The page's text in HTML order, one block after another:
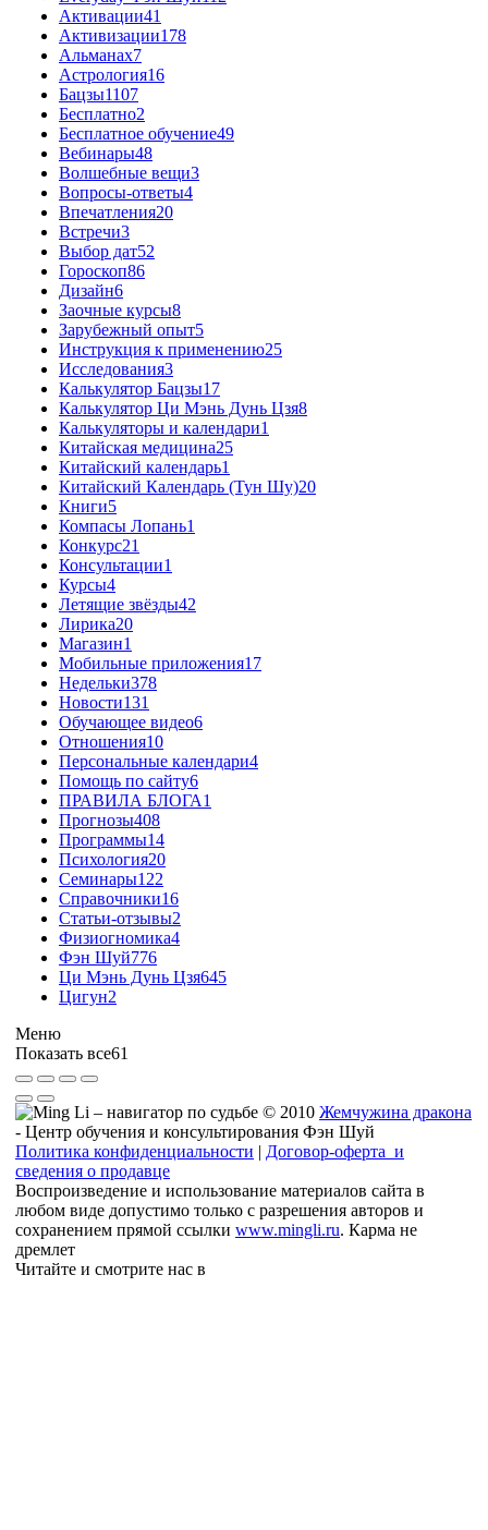
Активации41
Активизации178
Альманах7
Астрология16
Бацзы1107
Бесплатно2
Бесплатное обучение49
Вебинары48
Волшебные вещи3
Вопросы-ответы4
Впечатления20
Встречи3
Выбор дат52
Гороскоп86
Дизайн6
Заочные курсы8
Зарубежный опыт5
Инструкция к применению25
Исследования3
Калькулятор Бацзы17
Калькулятор Ци Мэнь Дунь Цзя8
Калькуляторы и календари1
Китайская медицина25
Китайский календарь1
Китайский Календарь (Тун Шу)20
Книги5
Компасы Лопань1
Конкурс21
Консультации1
Курсы4
Летящие звёзды42
Лирика20
Магазин1
Мобильные приложения17
Недельки378
Новости131
Обучающее видео6
Отношения10
Персональные календари4
Помощь по сайту6
ПРАВИЛА БЛОГА1
Прогнозы408
Программы14
Психология20
Семинары122
Справочники16
Статьи-отзывы2
Физиогномика4
Фэн Шуй776
Ци Мэнь Дунь Цзя645
Цигун2
Меню
Показать все61
© 2010 Жемчужина дракона
- Центр обучения и консультирования Фэн Шуй
Политика конфиденциальности | Договор-оферта и
сведения о продавце
Воспроизведение и использование материалов сайта в
любом виде допустимо только с разрешения авторов и
сохранением прямой ссылки www.mingli.ru. Карма не
дремлет
Читайте и смотрите нас в